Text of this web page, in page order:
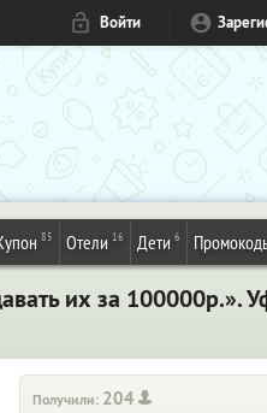
Войти
85 Отели 16 Дети 6
их за 100000р.».
Получили: 204